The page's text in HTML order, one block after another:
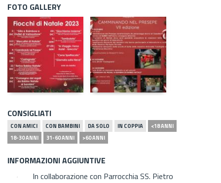
FOTO GALLERY
CONSIGLIATI
CON AMICI CON BAMBINI DA SOLO IN COPPIA
<18 ANNI
18-30 ANNI
31-60 ANNI >60 ANNI
INFORMAZIONI AGGIUNTIVE
In collaborazione con Parrocchia SS. Pietro